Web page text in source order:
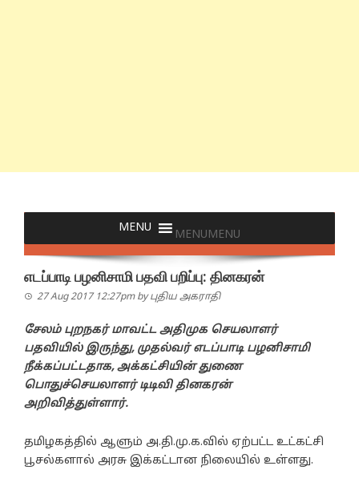
MENUMENU
எடப்பாடி பழனிசாமி பதவி பறிப்பு: தினகரன்
27 Aug 2017 12:27pm byபுதிய அகராதி
சேலம் புறநகர் மாவட்ட அதிமுக செயலாளர்
பதவியில் இருந்து, முதல்வர் எடப்பாடி பழனிசாமி
நீக்கப்பட்டதாக, அக்கட்சியின் துணை
பொதுச்செயலாளர் டிடிவி தினகரன்
அறிவித்துள்ளார்.
தமிழகத்தில் ஆளும் அ.தி.மு.க.வில் ஏற்பட்ட உட்கட்சி
பூசல்களால் அரசு இக்கட்டான நிலையில் உள்ளது.